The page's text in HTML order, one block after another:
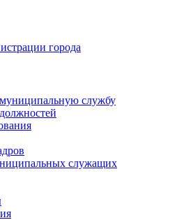
города
службу
служащих